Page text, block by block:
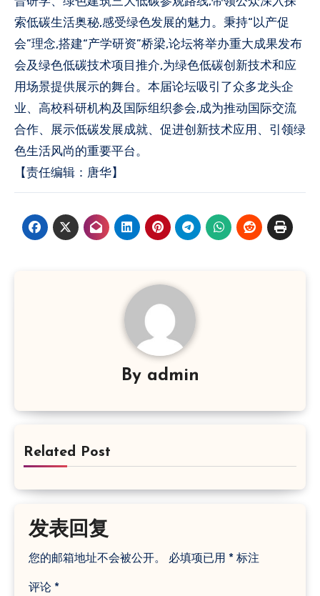
索低碳生活奥秘,感受绿色发展的魅力。秉持“以产促
会”理念,搭建“产学研资”桥梁,论坛将举办重大成果发布
会及绿色低碳技术项目推介,为绿色低碳创新技术和应
用场景提供展示的舞台。本届论坛吸引了众多龙头企
业、高校科研机构及国际组织参会,成为推动国际交流
合作、展示低碳发展成就、促进创新技术应用、引领绿
色生活风尚的重要平台。
【责任编辑：唐华】
By admin
Related Post
发表回复
您的邮箱地址不会被公开。 必填项已用 *标注
评论 *